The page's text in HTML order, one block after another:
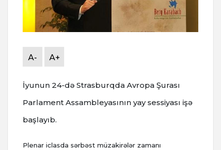
A- A+
İyunun 24-də Strasburqda Avropa Şurası
Parlament Assambleyasının yay sessiyası işə
başlayıb.
Plenar iclasda sərbəst müzakirələr zamanı